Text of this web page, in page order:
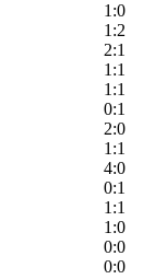
1:0
1:2
2:1
1:1
1:1
0:1
2:0
1:1
4:0
0:1
1:1
1:0
0:0
0:0